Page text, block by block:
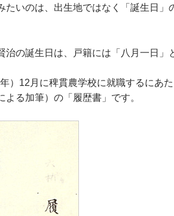
いのは、出生地ではなく「誕生日」
の誕生日は、戸籍には「八月一日」
）12月に稗貫農学校に就職するにあ
る加筆）の「履歴書」です。